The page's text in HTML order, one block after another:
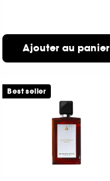
Ajouter au panier
Best seller